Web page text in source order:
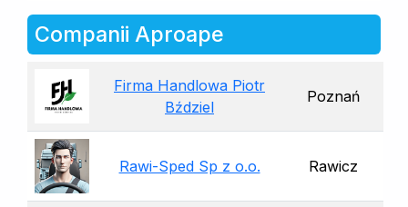
Companii Aproape
Firma Handlowa Piotr
Bździel
Poznań
Rawi-Sped Sp z o.o. Rawicz